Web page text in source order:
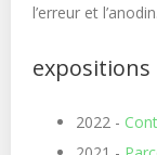
l’erreur et l’anodin.
expositions
2022 -